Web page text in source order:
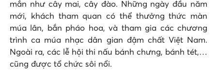
mắn như cây mai, cây đào. Những ngày đầu năm
mới, khách tham quan có thể thưởng thức màn
múa lân, bắn pháo hoa, và tham gia các chương
trình ca múa nhạc dân gian đậm chất Việt Nam.
Ngoài ra, các lễ hội thi nấu bánh chưng, bánh tét,…
cũng được tổ chức sôi nổi.